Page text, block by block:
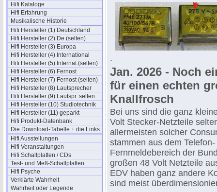
Hifi Kataloge
Hifi Erfahrung
Musikalische Historie
Hifi Hersteller (1) Deutschland
Hifi Hersteller (2) De (selten)
Hifi Hersteller (3) Europa
Hifi Hersteller (4) International
Hifi Hersteller (5) Internat.(selten)
Hifi Hersteller (6) Fernost
Hifi Hersteller (7) Fernost (selten)
Hifi Hersteller (8) Lautsprecher
Hifi Hersteller (9) Lautspr. selten
Hifi Hersteller (10) Studiotechnik
Hifi Hersteller (11) geparkt
Hifi Produkt-Datenbank
Die Download-Tabelle + die Links
Hifi Ausstellungen
Hifi Veranstaltungen
Hifi Schallplatten / CDs
Test- und Meß-Schallplatten
Hifi Psyche
Verklärte Wahrheit
Wahrheit oder Legende
.
Jan. 2026 - Noch
für einen echten
Knallfrosch
Bei uns sind die ganz
Volt Stecker-Netzteile
allermeisten solcher
stammen aus dem Telefon-
Fernmeldebereich der
großen 48 Volt Netzteile
EDV haben ganz andere
sind meist